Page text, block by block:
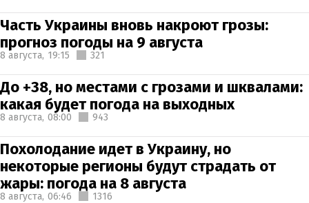
Часть Украины вновь накроют грозы:
прогноз погоды на 9 августа
8 августа, 19:15 321
До +38, но местами с грозами и шквалами:
какая будет погода на выходных
8 августа, 08:00 943
Похолодание идет в Украину, но
некоторые регионы будут страдать от
жары: погода на 8 августа
8 августа, 06:46 1316